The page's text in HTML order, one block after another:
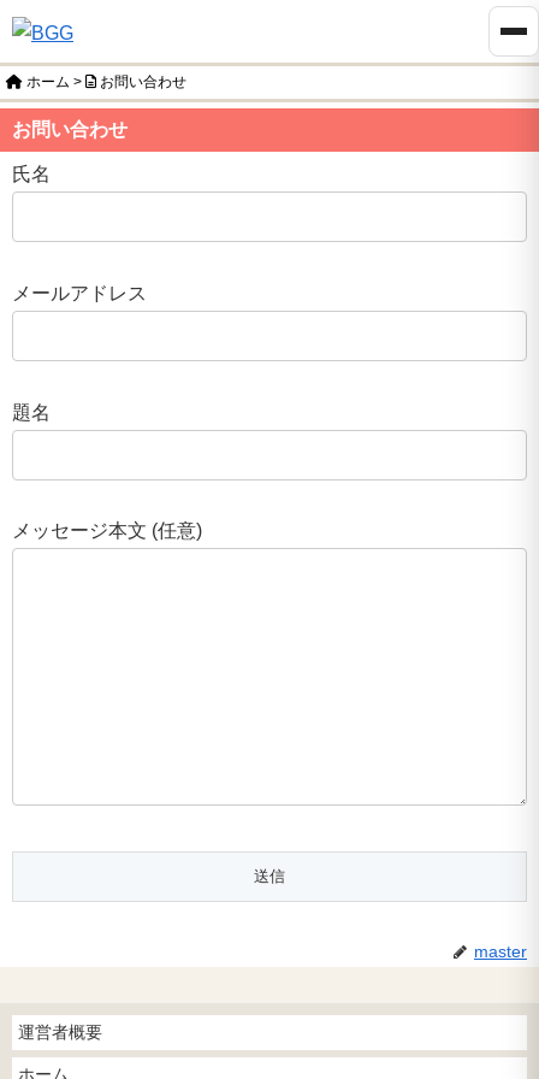
ホーム > お問い合わせ
お問い合わせ
氏名
メールアドレス
題名
メッセージ本文 (任意)
master
運営者概要
ホーム